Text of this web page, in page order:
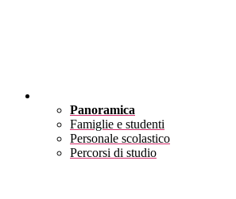
Panoramica
Famiglie e studenti
Personale scolastico
Percorsi di studio